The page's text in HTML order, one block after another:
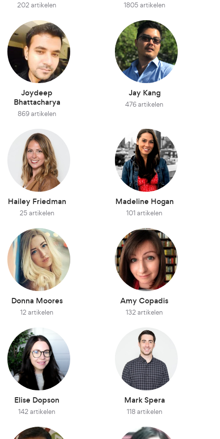
202 artikelen 1805 artikelen
Joydeep
Bhattacharya
869 artikelen
Jay Kang
476 artikelen
Hailey Friedman
25 artikelen
Madeline Hogan
101 artikelen
Donna Moores
12 artikelen
Amy Copadis
132 artikelen
Elise Dopson
142 artikelen
Mark Spera
118 artikelen